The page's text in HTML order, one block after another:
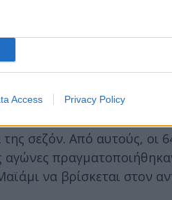
Access Privacy Policy
σεζόν. Από αυτούς, οι
αγώνες
να βρίσκεται στον